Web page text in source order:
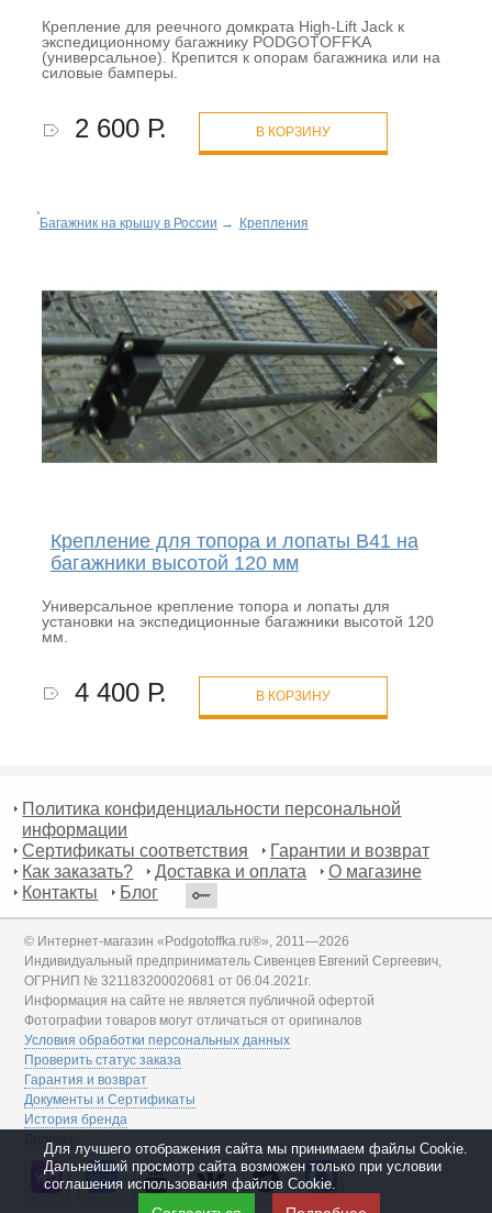
Крепление для реечного домкрата High-Lift Jack к
экспедиционному багажнику PODGOTOFFKA
(универсальное). Крепится к опорам багажника или на
силовые бамперы.
2 600 Р. В КОРЗИНУ
Багажник на крышу в России → Крепления
Крепление для топора и лопаты B41 на
багажники высотой 120 мм
Универсальное крепление топора и лопаты для
установки на экспедиционные багажники высотой 120
мм.
4 400 Р. В КОРЗИНУ
Политика конфиденциальности персональной
информации
Сертификаты соответствия
Гарантии и возврат
Как заказать?
Доставка и оплата
О магазине
Контакты
Блог
© Интернет-магазин «Podgotoffka.ru®», 2011—2026
Индивидуальный предприниматель Сивенцев Евгений Сергеевич,
ОГРНИП № 321183200020681 от 06.04.2021г.
Информация на сайте не является публичной офертой
Фотографии товаров могут отличаться от оригиналов
Условия обработки персональных данных
Проверить статус заказа
Гарантия и возврат
Документы и Сертификаты
История бренда
Дилеры
Для лучшего отображения сайта мы принимаем файлы Cookie.
Дальнейший просмотр сайта возможен только при условии
соглашения использования файлов Cookie.